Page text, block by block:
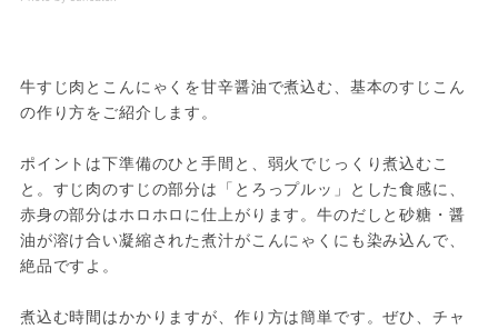
牛すじ肉とこんにゃくを甘辛醤油で煮込む、基本のすじこん
の作り方をご紹介します。
ポイントは下準備のひと手間と、弱火でじっくり煮込むこ
と。すじ肉のすじの部分は「とろっプルッ」とした食感に、
赤身の部分はホロホロに仕上がります。牛のだしと砂糖・醤
油が溶け合い凝縮された煮汁がこんにゃくにも染み込んで、
絶品ですよ。
煮込む時間はかかりますが、作り方は簡単です。ぜひ、チャ